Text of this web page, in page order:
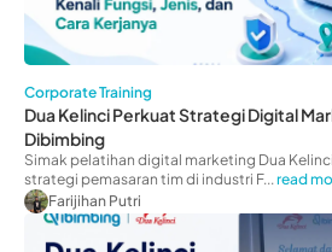
Corporate Training
Dua Kelinci Perkuat Strategi Digital
Dibimbing
Simak pelatihan digital marketing Dua
strategi pemasaran tim di industri F... read
Farijihan Putri